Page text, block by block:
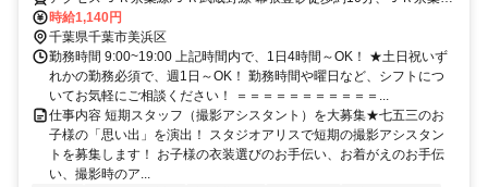
ＪＲ武蔵野線 海浜幕張北口(中央口)徒歩約15分、ＪＲ京葉線/ＪＲ武
蔵野線 新習志野南口徒歩約34分 JR京葉線 幕張豊砂駅より徒歩2分 ※
豊砂公園近く
時給1,140円
千葉県千葉市美浜区
勤務時間 9:00~19:00 上記時間内で、1日4時間～OK！ ★土日祝いず
れかの勤務必須で、週1日～OK！ 勤務時間や曜日など、シフトにつ
いてお気軽にご相談ください！ ＝＝＝＝＝＝＝＝＝＝＝...
仕事内容 短期スタッフ（撮影アシスタント）を大募集★七五三のお
子様の「思い出」を演出！ スタジオアリスで短期の撮影アシスタン
トを募集します！ お子様の衣装選びのお手伝い、お着がえのお手伝
い、撮影時のア...